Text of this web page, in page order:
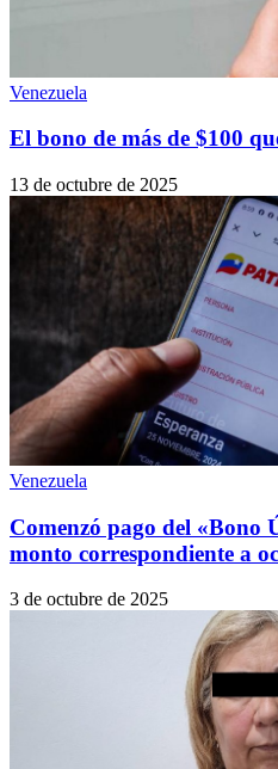
Venezuela
El bono de más de $100
13 de octubre de 2025
Venezuela
Comenzó pago del «Bono
monto correspondiente a
3 de octubre de 2025